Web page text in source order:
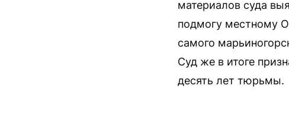
материалов суда
подмогу местному
самого
Суд же в итоге
десять лет тюрьмы.